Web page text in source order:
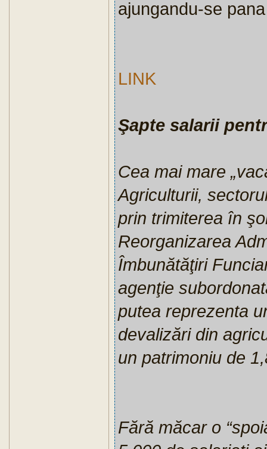
ajungandu-se
LINK
Şapte salarii
Cea mai mare
Agriculturii,
prin trimiterea în
Reorganizarea
Îmbunătăţiri
agenţie
putea reprezenta
devalizări din
un patrimoniu de
Fără măcar o